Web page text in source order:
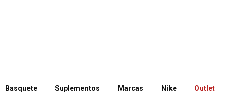
Basquete Suplementos Marcas Nike Outlet